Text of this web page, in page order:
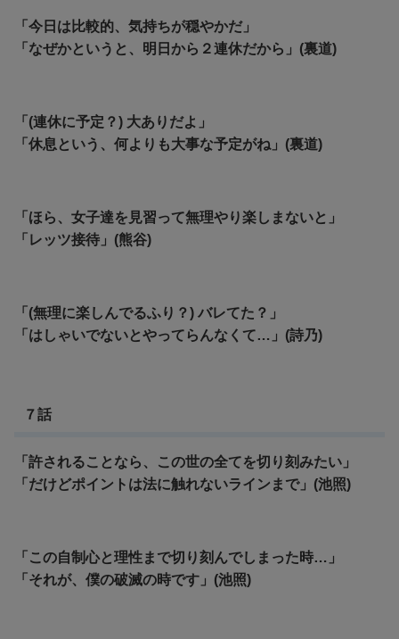
「今日は比較的、気持ちが穏やかだ」
「なぜかというと、明日から２連休だから」(裏道)
「(連休に予定？) 大ありだよ」
「休息という、何よりも大事な予定がね」(裏道)
「ほら、女子達を見習って無理やり楽しまないと」
「レッツ接待」(熊谷)
「(無理に楽しんでるふり？) バレてた？」
「はしゃいでないとやってらんなくて…」(詩乃)
７話
「許されることなら、この世の全てを切り刻みたい」
「 だけどポイントは法に触れないラインまで」(池照)
「この自制心と理性まで切り刻んでしまった時…」
「それが、僕の破滅の時です」(池照)